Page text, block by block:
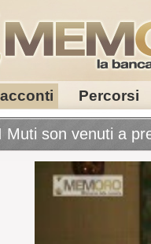
Percorsi
Muti son venuti a